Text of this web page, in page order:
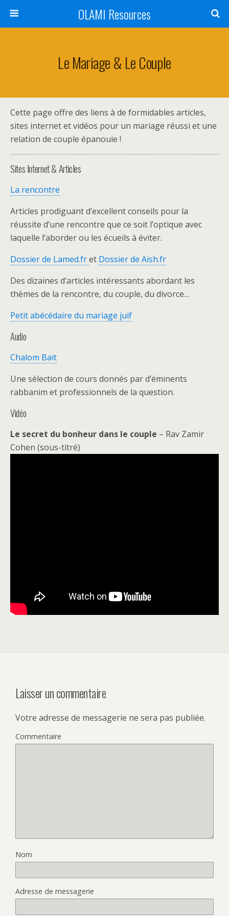
OLAMI Resources
Le Mariage & Le Couple
Cette page offre des liens à de formidables articles,
sites internet et vidéos pour un mariage réussi et une
relation de couple épanouie !
Sites Internet & Articles
La rencontre
Articles prodiguant d’excellent conseils pour la
réussite d’une rencontre que ce soit l’optique avec
laquelle l’aborder ou les écueils à éviter.
Dossier de Lamed.fret Dossier de Aish.fr
Des dizaines d’articles intéressants abordant les
thèmes de la rencontre, du couple, du divorce…
Petit abécédaire du mariage juif
Audio
Chalom Bait
Une sélection de cours donnés par d’éminents
rabbanim et professionnels de la question.
Vidéo
Le secret du bonheur dans le couple – Rav Zamir
Cohen (sous-titré)
Laisser un commentaire
Votre adresse de messagerie ne sera pas publiée.
Commentaire
Nom
Adresse de messagerie